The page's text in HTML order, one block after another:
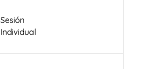
Sesión
Individual